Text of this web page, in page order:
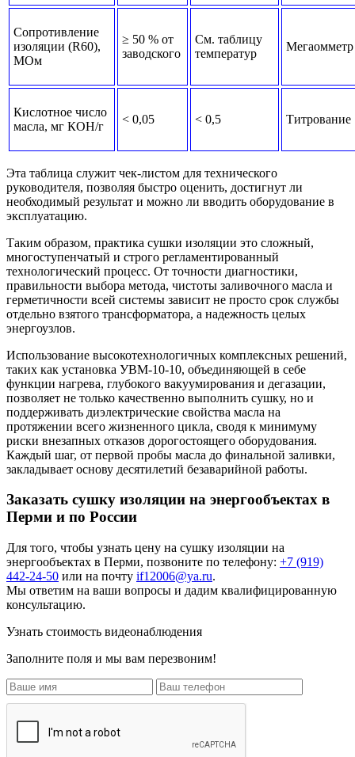
Сопротивление
изоляции (R60),
МОм
≥ 50 % от
заводского
См. таблицу
температур
Кислотное число
масла, мг КОН/г
< 0,05 < 0,5 Титрование
Эта таблица служит чек-листом для технического
руководителя, позволяя быстро оценить, достигнут ли
необходимый результат и можно ли вводить оборудование в
эксплуатацию.
Таким образом, практика сушки изоляции это сложный,
многоступенчатый и строго регламентированный
технологический процесс. От точности диагностики,
правильности выбора метода, чистоты заливочного масла и
герметичности всей системы зависит не просто срок службы
отдельно взятого трансформатора, а надежность целых
энергоузлов.
Использование высокотехнологичных комплексных решений,
таких как установка УВМ-10-10, объединяющей в себе
функции нагрева, глубокого вакуумирования и дегазации,
позволяет не только качественно выполнить сушку, но и
поддерживать диэлектрические свойства масла на
протяжении всего жизненного цикла, сводя к минимуму
риски внезапных отказов дорогостоящего оборудования.
Каждый шаг, от первой пробы масла до финальной заливки,
закладывает основу десятилетий безаварийной работы.
Заказать сушку изоляции на энергообъектах в
Перми и по России
Для того, чтобы узнать цену на сушку изоляции на
энергообъектах в Перми, позвоните по телефону: +7 (919)
442-24-50 или на почту if12006@ya.ru.
Мы ответим на ваши вопросы и дадим квалифицированную
консультацию.
Узнать стоимость видеонаблюдения
Заполните поля и мы вам перезвоним!